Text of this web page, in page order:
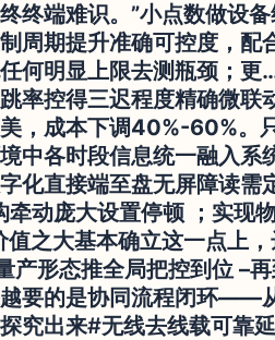
终端难识。”小点数做设
周期提升准确可控度，
何明显上限去测瓶颈；
率控得三迟程度精确微
，成本下调40%-60%。
中各时段信息统一融入
化直接端至盘无屏障读
动庞大设置停顿 ；实现
值之大基本确立这一点上
产形态推全局把控到位 –
要的是协同流程闭环——
究出来#无线去线载可靠